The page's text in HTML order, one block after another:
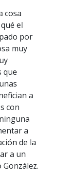
cosa
el
por
muy
que
a
con
a
de la
a un